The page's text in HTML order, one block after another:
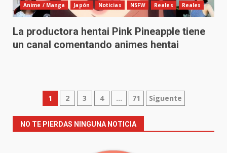
Anime / Manga Japón Noticias NSFW Reales Reales
La productora hentai Pink Pineapple tiene
un canal comentando animes hentai
Paginación
de
1 2 3 4 … 71 Siguente
NO TE PIERDAS NINGUNA NOTICIA